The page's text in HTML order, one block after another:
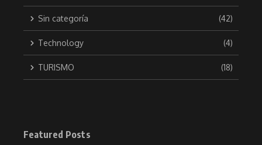
Sin categoría (42)
Technology (4)
TURISMO (18)
Featured Posts